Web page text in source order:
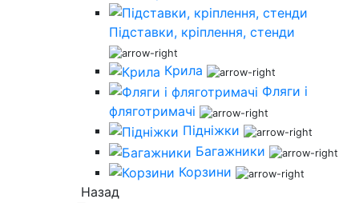
Підставки, кріплення, стенди
Крила
Фляги і
фляготримачі
Підніжки
Багажники
Корзини
Назад